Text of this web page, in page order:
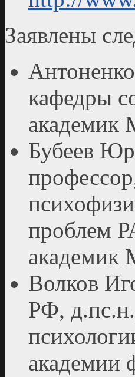
Заявлены
кафедры
Бубеев
проблем
Волков
РФ,
академии